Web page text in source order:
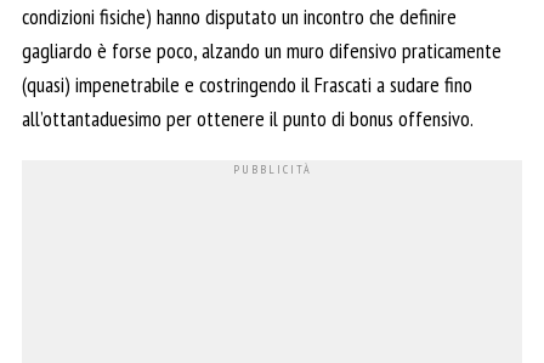
condizioni fisiche) hanno disputato un incontro che definire
gagliardo è forse poco, alzando un muro difensivo praticamente
(quasi) impenetrabile e costringendo il Frascati a sudare fino
all’ottantaduesimo per ottenere il punto di bonus offensivo.